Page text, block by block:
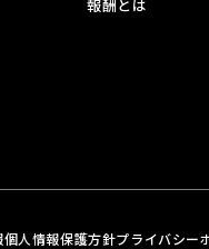
報酬とは
個人情報保護方針プライバシー